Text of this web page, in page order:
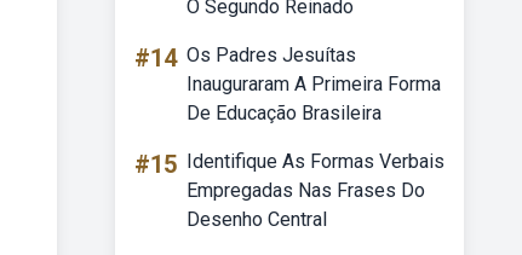
O Segundo Reinado
#14 Os Padres Jesuítas
Inauguraram A Primeira Forma
De Educação Brasileira
#15 Identifique As Formas Verbais
Empregadas Nas Frases Do
Desenho Central